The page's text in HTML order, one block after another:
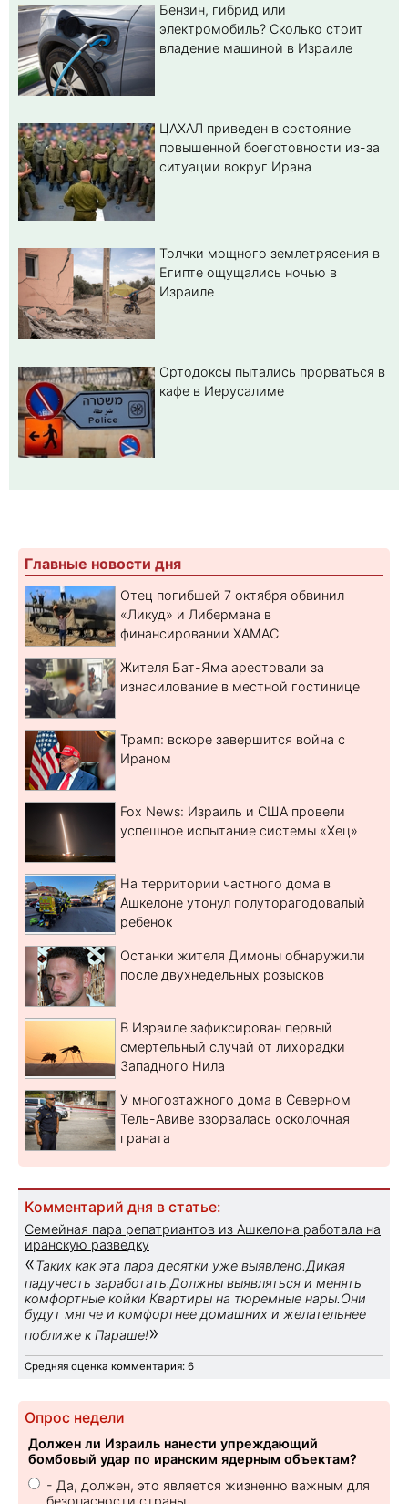
Бензин, гибрид или
электромобиль? Cколько стоит
владение машиной в Израиле
ЦАХАЛ приведен в состояние
повышенной боеготовности из-за
ситуации вокруг Ирана
Толчки мощного землетрясения в
Египте ощущались ночью в
Израиле
Ортодоксы пытались прорваться в
кафе в Иерусалиме
Главные новости дня
Отец погибшей 7 октября обвинил
«Ликуд» и Либермана в
финансировании ХАМАС
Жителя Бат-Яма арестовали за
изнасилование в местной гостинице
Трамп: вскоре завершится война с
Ираном
Fox News: Израиль и США провели
успешное испытание системы «Хец»
На территории частного дома в
Ашкелоне утонул полуторагодовалый
ребенок
Останки жителя Димоны обнаружили
после двухнедельных розысков
В Израиле зафиксирован первый
смертельный случай от лихорадки
Западного Нила
У многоэтажного дома в Северном
Тель-Авиве взорвалась осколочная
граната
Комментарий дня в статье:
Семейная пара репатриантов из Ашкелона работала на
иранскую разведку
«Таких как эта пара десятки уже выявлено.Дикая
падучесть заработать.Должны выявляться и менять
комфортные койки Квартиры на тюремные нары.Они
будут мягче и комфортнее домашних и желательнее
поближе к Параше!»
Средняя оценка комментария: 6
Опрос недели
Должен ли Израиль нанести упреждающий
бомбовый удар по иранским ядерным объектам?
- Да, должен, это является жизненно важным для
безопасности страны